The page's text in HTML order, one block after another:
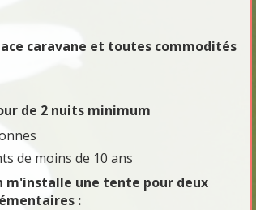
caravane et toutes commodités
de 2 nuits minimum
de moins de 10 ans
m'installe une tente pour deux
: